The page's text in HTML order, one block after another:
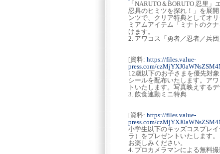
「NARUTO＆BORUTO 忍里
忍具のヒミツを探れ！」を展
ンツで、クリア特典としてオ
ミアムアイテム「ミナトのク
けます。
2. アワコス「勇者／忍者／兵
[資料: https://files.value-
press.com/
12歳以下のお子さまを優先対
シールを配布いたします。ア
トいたします。写真映えする
3. 飲食連動ミニ特典
[資料: https://files.value-
press.com/
小学生以下のキッズコスプレ
ラ）をプレゼントいたします
お楽しみください。
4. プロカメラマンによる無料